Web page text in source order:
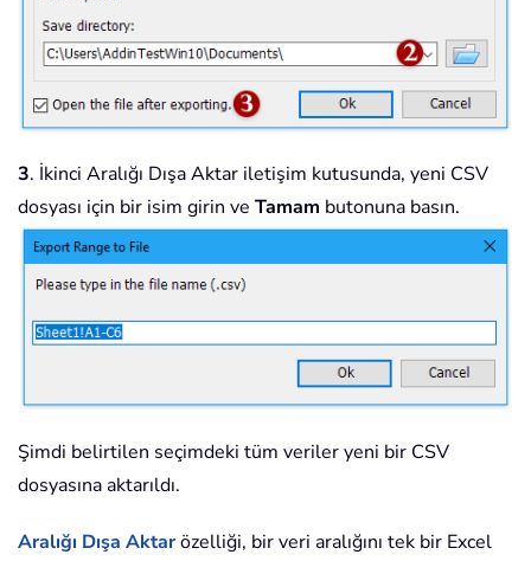
3. İkinci Aralığı Dışa Aktar iletişim kutusunda, yeni CSV
dosyası için bir isim girin ve Tamam butonuna basın.
Şimdi belirtilen seçimdeki tüm veriler yeni bir CSV
dosyasına aktarıldı.
Aralığı Dışa Aktarözelliği, bir veri aralığını tek bir Excel